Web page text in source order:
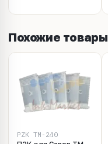
Похожие товары
PZK_TM-240